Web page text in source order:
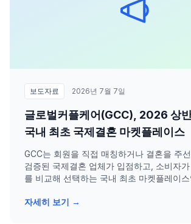
보도자료 2026년 7월 7일
글로벌커플케어(GCC), 2026 상
국내 최초 국제결혼 마켓플레이스
GCC는 회원을 직접 매칭하거나 결혼을 주
검증된 국제결혼 업체가 입점하고, 소비자가
를 비교해 선택하는 국내 최초 마켓플레이
자세히 보기 →